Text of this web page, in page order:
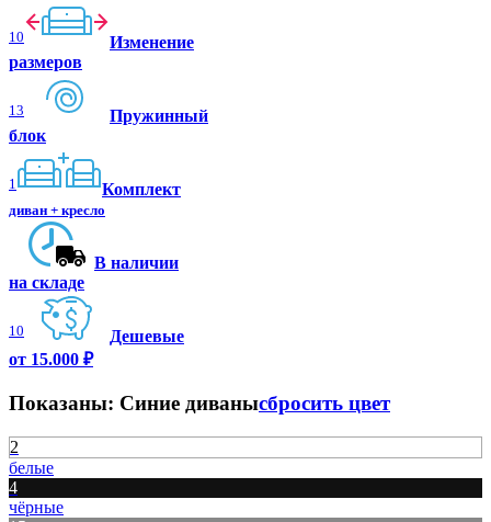
10
Изменение
размеров
13
Пружинный
блок
1 Комплект
диван + кресло
В наличии
на складе
10
Дешевые
от 15.000 ₽
Показаны: Синие диванысбросить цвет
2
белые
4
чёрные